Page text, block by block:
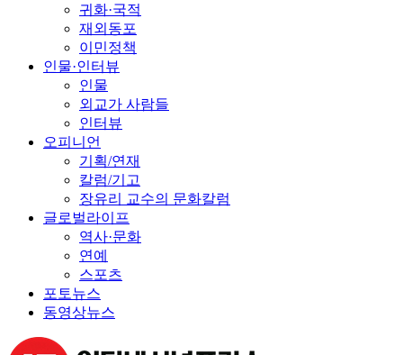
귀화·국적
재외동포
이민정책
인물·인터뷰
인물
외교가 사람들
인터뷰
오피니언
기획/연재
칼럼/기고
장유리 교수의 문화칼럼
글로벌라이프
역사·문화
연예
스포츠
포토뉴스
동영상뉴스